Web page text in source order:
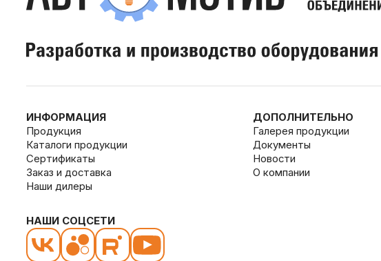
ИНФОРМАЦИЯ
Продукция
Каталоги продукции
Сертификаты
Заказ и доставка
Наши дилеры
ДОПОЛНИТЕЛЬНО
Галерея продукции
Документы
Новости
О компании
НАШИ СОЦСЕТИ